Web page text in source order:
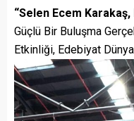
“Selen Ecem
Güçlü Bir Buluşma
Etkinliği, Edebiyat